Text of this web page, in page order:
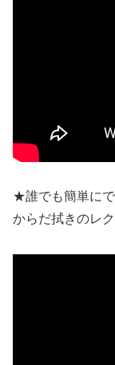
★誰でも簡単に
からだ拭きのレ